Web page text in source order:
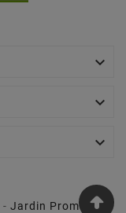



- Jardin Promo